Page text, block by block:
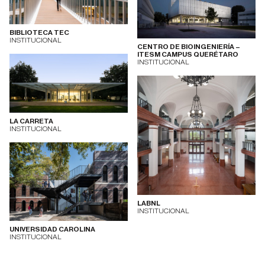
BIBLIOTECA TEC
INSTITUCIONAL
CENTRO DE BIOINGENIERÍA –
ITESM CAMPUS QUERÉTARO
INSTITUCIONAL
LA CARRETA
INSTITUCIONAL
LABNL
INSTITUCIONAL
UNIVERSIDAD CAROLINA
INSTITUCIONAL